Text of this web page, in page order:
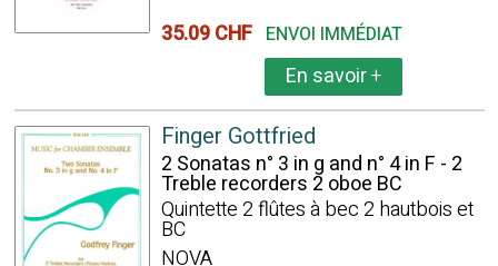
35.09 CHF ENVOI IMMÉDIAT
En savoir+
Finger Gottfried
2 Sonatas n° 3 in g and n° 4 in F - 2
Treble recorders 2 oboe BC
Quintette 2 flûtes à bec 2 hautbois et
BC
NOVA